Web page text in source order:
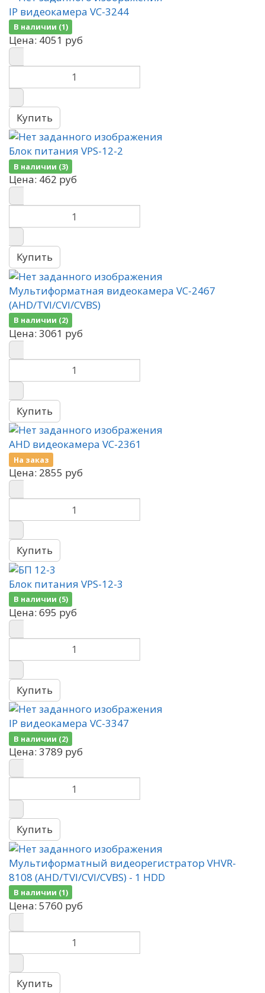
IP видеокамера VC-3244
В наличии (1)
Цена: 4051 руб
Блок питания VPS-12-2
В наличии (3)
Цена: 462 руб
Мультиформатная видеокамера VC-2467
(AHD/TVI/CVI/CVBS)
В наличии (2)
Цена: 3061 руб
AHD видеокамера VC-2361
На заказ
Цена: 2855 руб
Блок питания VPS-12-3
В наличии (5)
Цена: 695 руб
IP видеокамера VC-3347
В наличии (2)
Цена: 3789 руб
Мультиформатный видеорегистратор VHVR-
8108 (AHD/TVI/CVI/CVBS) - 1 HDD
В наличии (1)
Цена: 5760 руб